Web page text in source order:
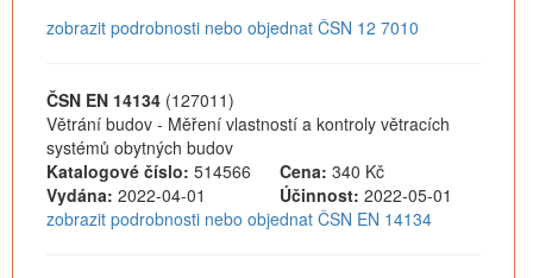
zobrazit podrobnosti nebo objednat ČSN 12 7010
ČSN EN 14134 (127011)
Větrání budov - Měření vlastností a kontroly větracích
systémů obytných budov
Katalogové číslo: 514566 Cena: 340 Kč
Vydána: 2022-04-01 Účinnost: 2022-05-01
zobrazit podrobnosti nebo objednat ČSN EN 14134